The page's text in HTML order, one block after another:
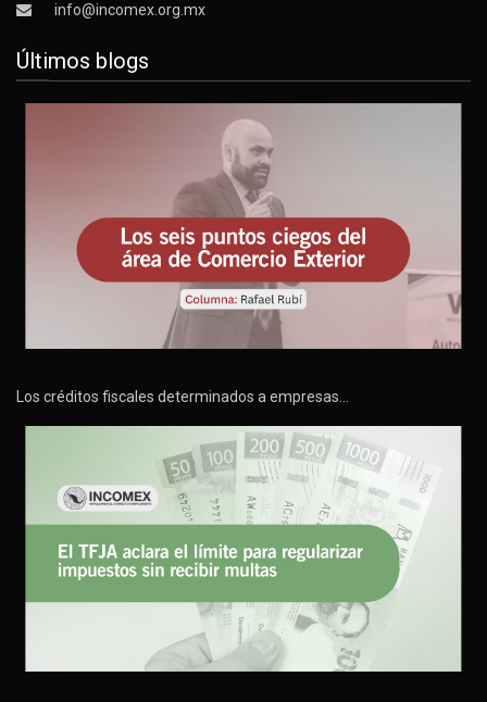
info@incomex.org.mx
Últimos blogs
Los créditos fiscales determinados a empresas…